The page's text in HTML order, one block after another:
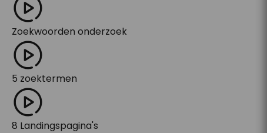
Zoekwoorden onderzoek
5 zoektermen
8 Landingspagina's